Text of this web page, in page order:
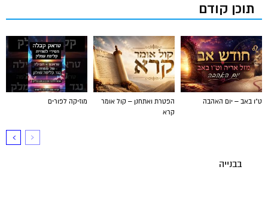
תוכן קודם
מוזיקה לפורים
הפטרת ואתחנן – קול אומר
קרא
ט"ו באב – יום האהבה
בבנייה